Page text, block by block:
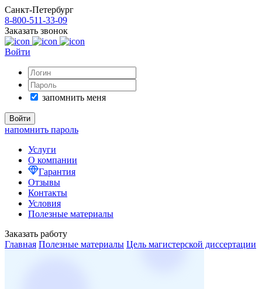
Санкт-Петербург
8-800-511-33-09
Заказать звонок
Войти
запомнить меня
напомнить пароль
Услуги
О компании
Гарантия
Отзывы
Контакты
Условия
Полезные материалы
Заказать работу
Главная Полезные материалы Цель магистерской диссертации